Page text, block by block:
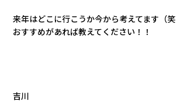
来年はどこに行こうか今から考えてます（笑
おすすめがあれば教えてください！！
吉川